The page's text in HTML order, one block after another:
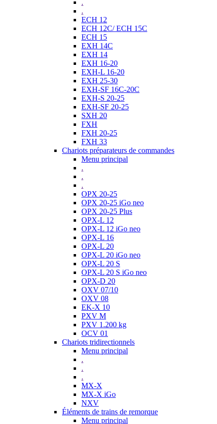
.
.
ECH 12
ECH 12C/ ECH 15C
ECH 15
EXH 14C
EXH 14
EXH 16-20
EXH-L 16-20
EXH 25-30
EXH-SF 16C-20C
EXH-S 20-25
EXH-SF 20-25
SXH 20
FXH
FXH 20-25
FXH 33
Chariots préparateurs de commandes
Menu principal
.
.
.
OPX 20-25
OPX 20-25 iGo neo
OPX 20-25 Plus
OPX-L 12
OPX-L 12 iGo neo
OPX-L 16
OPX-L 20
OPX-L 20 iGo neo
OPX-L 20 S
OPX-L 20 S iGo neo
OPX-D 20
OXV 07/10
OXV 08
EK-X 10
PXV M
PXV 1.200 kg
OCV 01
Chariots tridirectionnels
Menu principal
.
.
.
MX-X
MX-X iGo
NXV
Éléments de trains de remorque
Menu principal